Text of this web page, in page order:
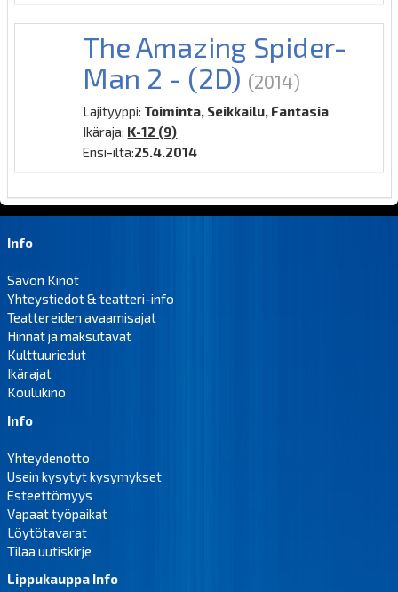
The Amazing Spider-
Man 2 - (2D) (2014)
Lajityyppi: Toiminta, Seikkailu, Fantasia
Ikäraja: K-12 (9)
Ensi-ilta:25.4.2014
Info
Savon Kinot
Yhteystiedot & teatteri-info
Teattereiden avaamisajat
Hinnat ja maksutavat
Kulttuuriedut
Ikärajat
Koulukino
Info
Yhteydenotto
Usein kysytyt kysymykset
Esteettömyys
Vapaat työpaikat
Löytötavarat
Tilaa uutiskirje
Lippukauppa Info